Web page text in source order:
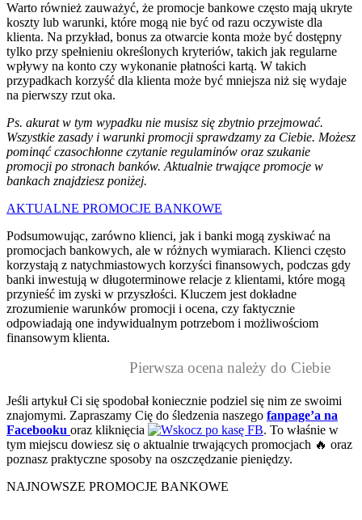
Warto również zauważyć, że promocje bankowe często mają ukryte
koszty lub warunki, które mogą nie być od razu oczywiste dla
klienta. Na przykład, bonus za otwarcie konta może być dostępny
tylko przy spełnieniu określonych kryteriów, takich jak regularne
wpływy na konto czy wykonanie płatności kartą. W takich
przypadkach korzyść dla klienta może być mniejsza niż się wydaje
na pierwszy rzut oka.
Ps. akurat w tym wypadku nie musisz się zbytnio przejmować.
Wszystkie zasady i warunki promocji sprawdzamy za Ciebie. Możesz
pominąć czasochłonne czytanie regulaminów oraz szukanie
promocji po stronach banków. Aktualnie trwające promocje w
bankach znajdziesz poniżej.
AKTUALNE PROMOCJE BANKOWE
Podsumowując, zarówno klienci, jak i banki mogą zyskiwać na
promocjach bankowych, ale w różnych wymiarach. Klienci często
korzystają z natychmiastowych korzyści finansowych, podczas gdy
banki inwestują w długoterminowe relacje z klientami, które mogą
przynieść im zyski w przyszłości. Kluczem jest dokładne
zrozumienie warunków promocji i ocena, czy faktycznie
odpowiadają one indywidualnym potrzebom i możliwościom
finansowym klienta.
Pierwsza ocena należy do Ciebie
Jeśli artykuł Ci się spodobał koniecznie podziel się nim ze swoimi
znajomymi. Zapraszamy Cię do śledzenia naszego fanpage’a na
Facebooku oraz kliknięcia
. To właśnie w
tym miejscu dowiesz się o aktualnie trwających promocjach 🔥 oraz
poznasz praktyczne sposoby na oszczędzanie pieniędzy.
NAJNOWSZE PROMOCJE BANKOWE